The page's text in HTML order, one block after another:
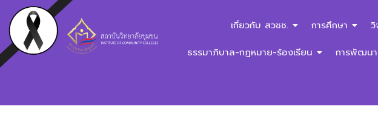
เกี่ยวกับ สวชช. การศึกษา
ธรรมาภิบาล-กฏหมาย-ร้องเรียน การพัฒนา